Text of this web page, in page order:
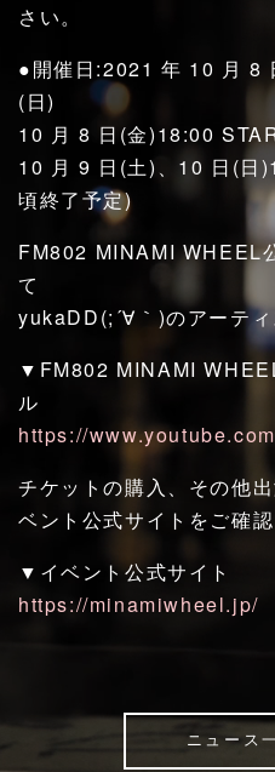
さい。
●開催日:2021 年 10 月 8
(日)
10 月 8 日(金)18:00
10 月 9 日(土)、10 日(日
頃終了予定)
FM802 MINAMI WHEEL
て
yukaDD(;´∀｀)のアーテ
▼FM802 MINAMI
ル
https://
チケットの購入、その他
ベント公式サイトをご確
▼イベント公式サイト
https://minamiwheel.jp/
ニュース